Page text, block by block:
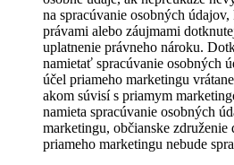
na spracúvanie osobných
právami alebo záujmami
uplatnenie právneho nároku.
namietať spracúvanie osobných
účel priameho marketingu
akom súvisí s priamym
namieta spracúvanie osobných
marketingu, občianske združenie
priameho marketingu nebude